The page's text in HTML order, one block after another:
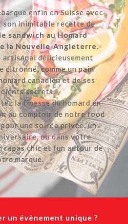
enfin en Suisse avec
son inimitable recette de
le sandwich au Homard
la Nouvelle-Angleterre.
artisanal délicieusement
citronné, comme un pain
canadien et de ses
secrets.
la finesse du homard en
au comptoir de notre food
une soirée privée, un
ou dans votre
repas chic et fun autour de
marque.
un évènement unique ?